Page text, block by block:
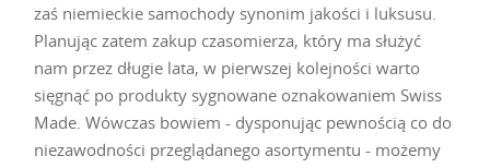
zaś niemieckie samochody synonim jakości i luksusu.
Planując zatem zakup czasomierza, który ma służyć
nam przez długie lata, w pierwszej kolejności warto
sięgnąć po produkty sygnowane oznakowaniem Swiss
Made. Wówczas bowiem - dysponując pewnością co do
niezawodności przeglądanego asortymentu - możemy